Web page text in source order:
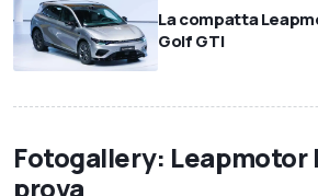
La compatta
Golf GTI
Fotogallery: Leapmotor
prova